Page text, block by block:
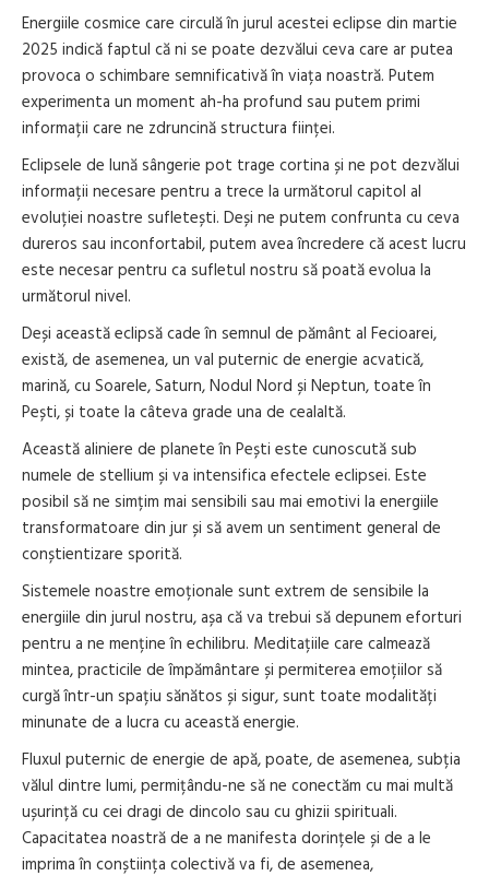
Energiile cosmice care circulă în jurul acestei eclipse din martie
2025 indică faptul că ni se poate dezvălui ceva care ar putea
provoca o schimbare semnificativă în viața noastră. Putem
experimenta un moment ah-ha profund sau putem primi
informații care ne zdruncină structura ființei.
Eclipsele de lună sângerie pot trage cortina și ne pot dezvălui
informații necesare pentru a trece la următorul capitol al
evoluției noastre sufletești. Deși ne putem confrunta cu ceva
dureros sau inconfortabil, putem avea încredere că acest lucru
este necesar pentru ca sufletul nostru să poată evolua la
următorul nivel.
Deși această eclipsă cade în semnul de pământ al Fecioarei,
există, de asemenea, un val puternic de energie acvatică,
marină, cu Soarele, Saturn, Nodul Nord și Neptun, toate în
Pești, și toate la câteva grade una de cealaltă.
Această aliniere de planete în Pești este cunoscută sub
numele de stellium și va intensifica efectele eclipsei. Este
posibil să ne simțim mai sensibili sau mai emotivi la energiile
transformatoare din jur și să avem un sentiment general de
conștientizare sporită.
Sistemele noastre emoționale sunt extrem de sensibile la
energiile din jurul nostru, așa că va trebui să depunem eforturi
pentru a ne menține în echilibru. Meditațiile care calmează
mintea, practicile de împământare și permiterea emoțiilor să
curgă într-un spațiu sănătos și sigur, sunt toate modalități
minunate de a lucra cu această energie.
Fluxul puternic de energie de apă, poate, de asemenea, subția
vălul dintre lumi, permițându-ne să ne conectăm cu mai multă
ușurință cu cei dragi de dincolo sau cu ghizii spirituali.
Capacitatea noastră de a ne manifesta dorințele și de a le
imprima în conștiința colectivă va fi, de asemenea,